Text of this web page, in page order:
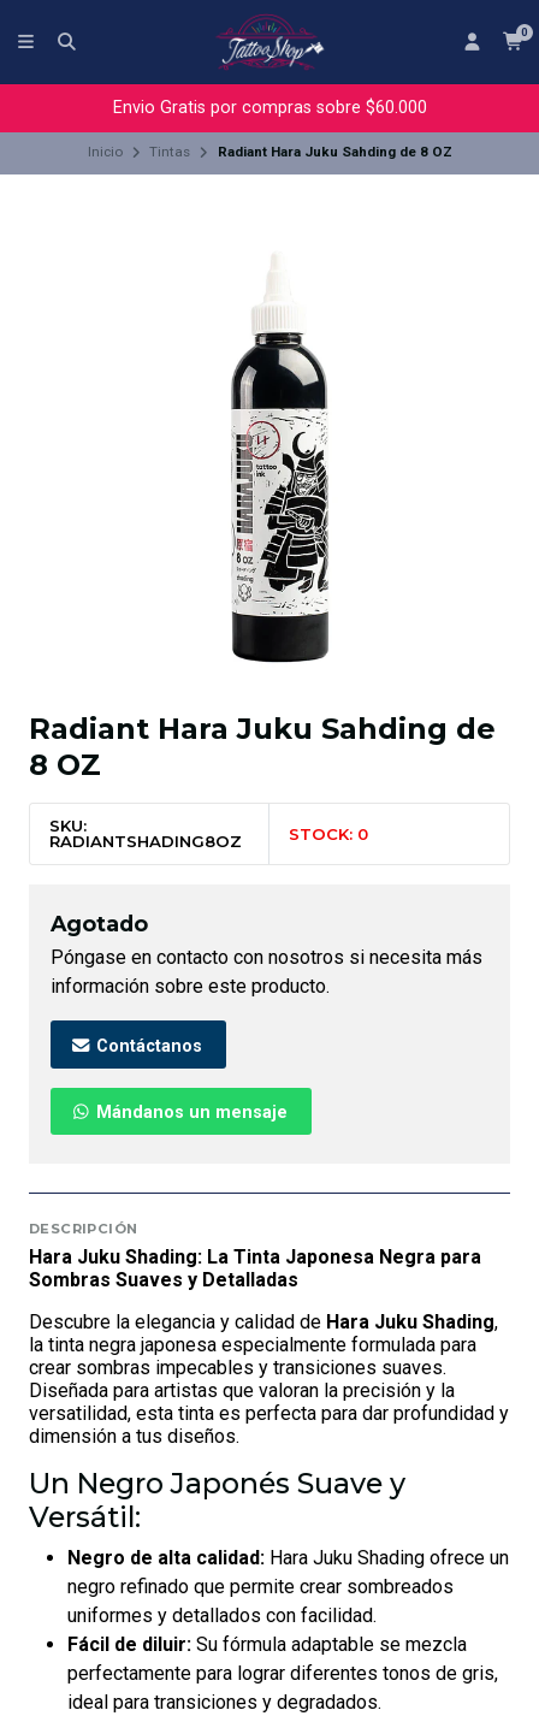
0
Envio Gratis por compras sobre $60.000
Inicio Tintas Radiant Hara Juku Sahding de 8 OZ
Radiant Hara Juku Sahding de
8 OZ
SKU:
RADIANTSHADING8OZ
STOCK: 0
Agotado
Póngase en contacto con nosotros si necesita más
información sobre este producto.
Contáctanos
Mándanos un mensaje
DESCRIPCIÓN
Hara Juku Shading: La Tinta Japonesa Negra para
Sombras Suaves y Detalladas
Descubre la elegancia y calidad de Hara Juku Shading,
la tinta negra japonesa especialmente formulada para
crear sombras impecables y transiciones suaves.
Diseñada para artistas que valoran la precisión y la
versatilidad, esta tinta es perfecta para dar profundidad y
dimensión a tus diseños.
Un Negro Japonés Suave y
Versátil:
Negro de alta calidad: Hara Juku Shading ofrece un
negro refinado que permite crear sombreados
uniformes y detallados con facilidad.
Fácil de diluir: Su fórmula adaptable se mezcla
perfectamente para lograr diferentes tonos de gris,
ideal para transiciones y degradados.